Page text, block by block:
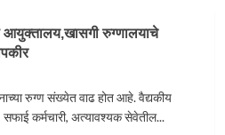
आयुक्तालय,खासगी रुग्णालयाचे
रुग्ण संख्येत वाढ होत आहे. वैद्यकीय
सफाई कर्मचारी, अत्यावश्यक सेवेतील...